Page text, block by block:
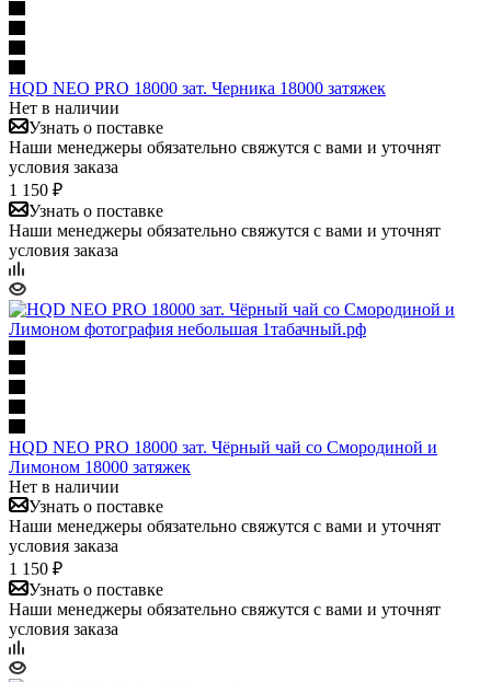
HQD NEO PRO 18000 зат. Черника 18000 затяжек
Нет в наличии
Узнать о поставке
Наши менеджеры обязательно свяжутся с вами и уточнят
условия заказа
1 150 ₽
Узнать о поставке
Наши менеджеры обязательно свяжутся с вами и уточнят
условия заказа
HQD NEO PRO 18000 зат. Чёрный чай со Смородиной и
Лимоном 18000 затяжек
Нет в наличии
Узнать о поставке
Наши менеджеры обязательно свяжутся с вами и уточнят
условия заказа
1 150 ₽
Узнать о поставке
Наши менеджеры обязательно свяжутся с вами и уточнят
условия заказа